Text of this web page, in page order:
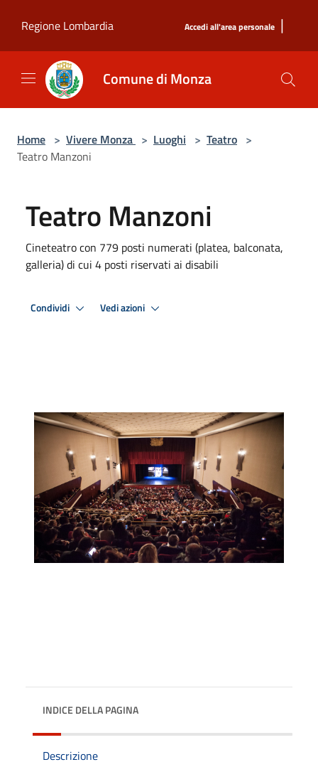
Regione Lombardia
Accedi all'area personale |
Comune di Monza
Home > Vivere Monza > Luoghi > Teatro >
Teatro Manzoni
Teatro Manzoni
Cineteatro con 779 posti numerati (platea, balconata,
galleria) di cui 4 posti riservati ai disabili
Condividi Vedi azioni
INDICE DELLA PAGINA
Descrizione